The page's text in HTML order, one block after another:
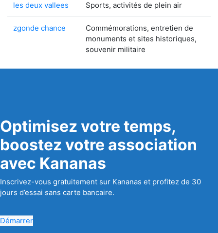
les deux vallees Sports, activités de plein air
zgonde chance
Commémorations, entretien de
monuments et sites historiques,
souvenir militaire
Optimisez votre temps,
boostez votre association
avec Kananas
Inscrivez-vous gratuitement sur Kananas et profitez de 30
jours d’essai sans carte bancaire.
Démarrer